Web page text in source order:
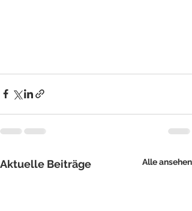
Aktuelle Beiträge Alle ansehen